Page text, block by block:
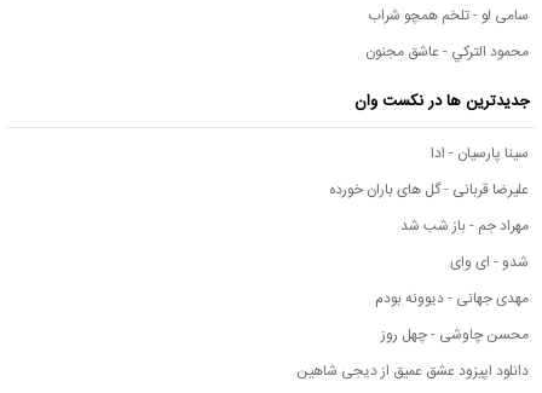
سامی لو - تلخم همچو شراب
محمود التركي - عاشق مجنون
جدیدترین ها در نکست وان
سینا پارسیان - ادا
علیرضا قربانی - گل های باران خورده
مهراد جم - باز شب شد
شدو - ای وای
مهدی جهانی - دیوونه بودم
محسن چاوشی - چهل روز
دانلود اپیزود عشق عمیق از دیجی شاهین